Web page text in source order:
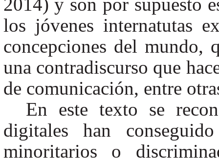
2014) y son por supuesto
los jóvenes internatutas
concepciones del mundo,
una contradiscurso que
de comunicación, entre
En este texto se
digitales han
minoritarios o